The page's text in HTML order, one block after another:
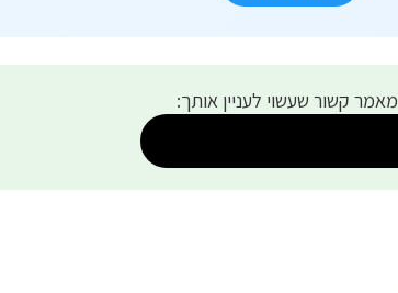
מאמר קשור שעשוי לעניין אותך: